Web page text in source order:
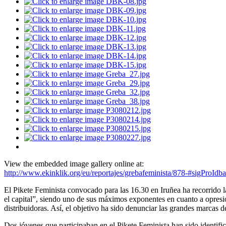
View the embedded image gallery online at:
http://www.ekinklik.org/eu/reportajes/grebafeminista/878-
El Pikete Feminista convocado para las 16.30 en Iruñea ha
el capital”, siendo uno de sus máximos exponentes en cuanto a
distribuidoras. Así, el objetivo ha sido denunciar las grandes